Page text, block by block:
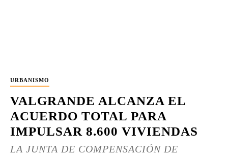
URBANISMO
VALGRANDE ALCANZA EL
ACUERDO TOTAL PARA
IMPULSAR 8.600 VIVIENDAS
LA JUNTA DE COMPENSACIÓN DE